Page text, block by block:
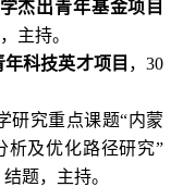
杰出青年基金项目
主持。
科技英才项目 ，30
研究重点课题“内蒙
析及优化路径研究”
题，主持。